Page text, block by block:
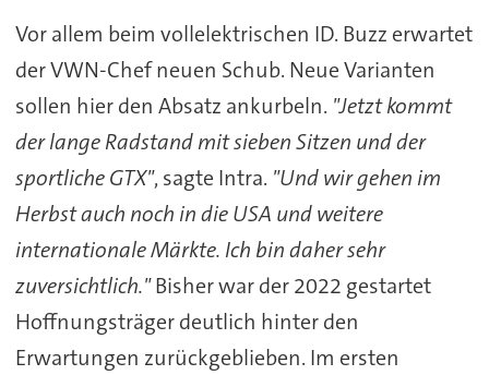
Vor allem beim vollelektrischen ID. Buzz erwartet
der VWN-Chef neuen Schub. Neue Varianten
sollen hier den Absatz ankurbeln. "Jetzt kommt
der lange Radstand mit sieben Sitzen und der
sportliche GTX", sagte Intra. "Und wir gehen im
Herbst auch noch in die USA und weitere
internationale Märkte. Ich bin daher sehr
zuversichtlich."Bisher war der 2022 gestartet
Hoffnungsträger deutlich hinter den
Erwartungen zurückgeblieben. Im ersten